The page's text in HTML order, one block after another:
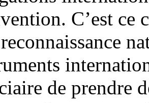
C’est ce
de prendre